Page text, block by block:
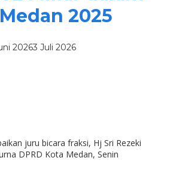
2025
20263 Juli 2026
juru bicara fraksi, Hj Sri Rezeki
DPRD Kota Medan, Senin